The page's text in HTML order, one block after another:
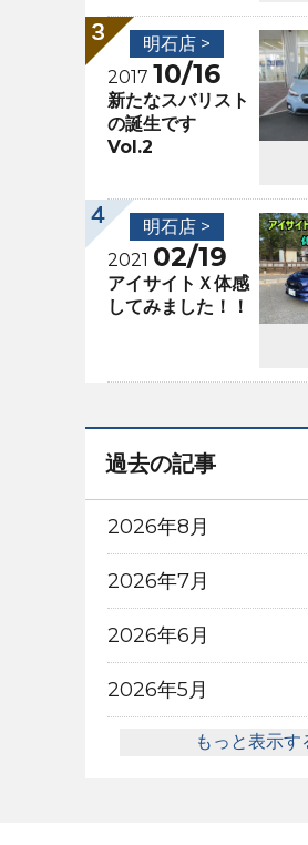
明石店 >
2017 10/16
新たなスバリスト
の誕生です
Vol.2
明石店 >
2021 02/19
アイサイトＸ体感
してみました！！
過去の記事
2026年8月
2026年7月
2026年6月
2026年5月
もっと表示す